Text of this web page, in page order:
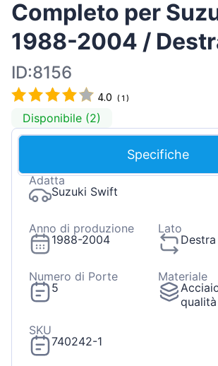
Completo per
1988-2004 /
ID:8156
4.0 (1 )
Disponibile (2)
Specifiche
Adatta
Suzuki Swift
Anno di produzione
1988-2004
Lato
Destra
Numero di Porte
5
Materiale
qualità
SKU
740242-1